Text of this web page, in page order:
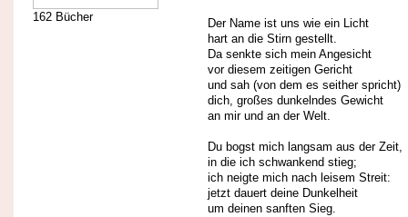
162 Bücher
Der Name ist uns wie ein Licht
hart an die Stirn gestellt.
Da senkte sich mein Angesicht
vor diesem zeitigen Gericht
und sah (von dem es seither spricht)
dich, großes dunkelndes Gewicht
an mir und an der Welt.
Du bogst mich langsam aus der Zeit,
in die ich schwankend stieg;
ich neigte mich nach leisem Streit:
jetzt dauert deine Dunkelheit
um deinen sanften Sieg.